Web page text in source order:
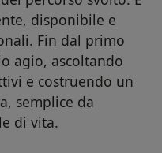
disponibile e
Fin dal primo
agio, ascoltando
e costruendo un
semplice da
di vita.